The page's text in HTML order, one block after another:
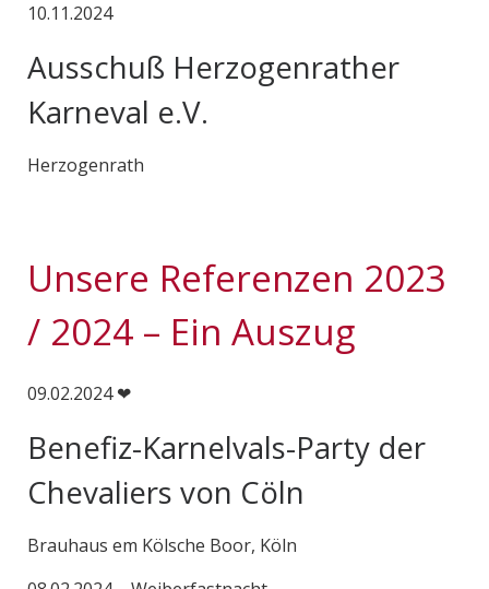
10.11.2024
Ausschuß Herzogenrather
Karneval e.V.
Herzogenrath
Unsere Referenzen 2023
/ 2024 – Ein Auszug
09.02.2024 ❤
Benefiz-Karnelvals-Party der
Chevaliers von Cöln
Brauhaus em Kölsche Boor, Köln